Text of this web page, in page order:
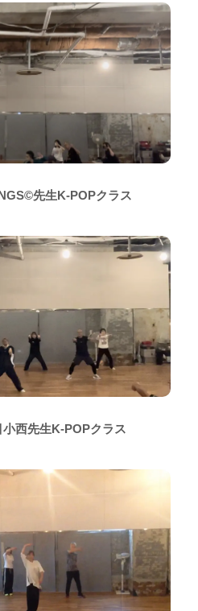
先生K-POPクラス
小西先生K-POPクラス